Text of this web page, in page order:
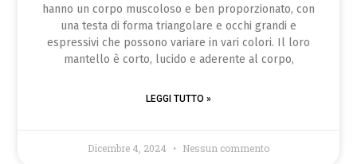
hanno un corpo muscoloso e ben proporzionato, con
una testa di forma triangolare e occhi grandi e
espressivi che possono variare in vari colori. Il loro
mantello è corto, lucido e aderente al corpo,
LEGGI TUTTO »
Dicembre 4, 2024 Nessun commento